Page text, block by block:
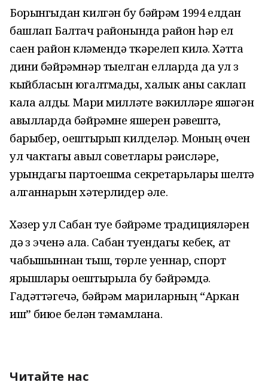
Борынгыдан килгән бу бәйрәм 1994 елдан
башлап Балтач районында район һәр ел
саен район күләмендә үткәрелеп килә. Хәтта
дини бәйрәмнәр тыелган елларда да ул үз
кыйбласын югалтмады, халык аны саклап
кала алды. Мари милләте вәкилләре яшәгән
авылларда бәйрәмне яшерен рәвештә,
барыбер, оештырып килделәр. Моның өчен
ул чактагы авыл советлары рәисләре,
урындагы партоешма секретарьлары шелтә
алганнарын хәтерлидер әле.
Хәзер ул Сабан туе бәйрәме традицияләрен
дә үз эченә ала. Сабан туендагы кебек, ат
чабышыннан тыш, төрле уеннар, спорт
ярышлары оештырыла бу бәйрәмдә.
Гадәттәгечә, бәйрәм мариларның “Аркан
ишү” биюе белән тәмамлана.
Читайте нас